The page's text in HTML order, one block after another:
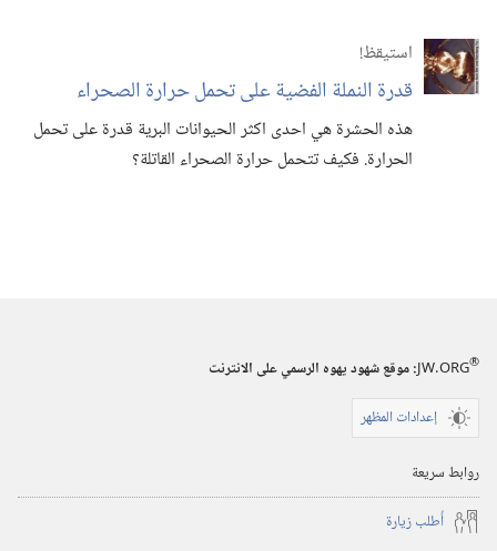
استيقظ‏!‏
قدرة النملة الفضية على تحمل حرارة الصحراء
هذه الحشرة هي احدى اكثر الحيوانات البرية قدرة على تحمل
الحرارة.‏ فكيف تتحمل حرارة الصحراء القاتلة؟‏
JW.ORG®
:‏ موقع شهود يهوه الرسمي على الانترنت
إعدادات المظهر
روابط سريعة
أُطلب زيارة